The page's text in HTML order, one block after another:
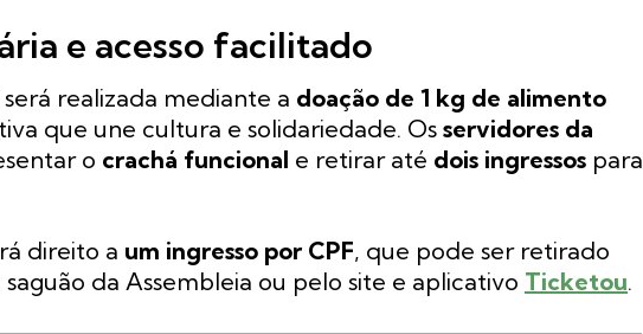
e acesso facilitado
realizada mediante a doação de 1 kg de alimento
que une cultura e solidariedade. Os servidores da
o crachá funcional e retirar até dois ingressos para
direito a um ingresso por CPF, que pode ser retirado
da Assembleia ou pelo site e aplicativo Ticketou.